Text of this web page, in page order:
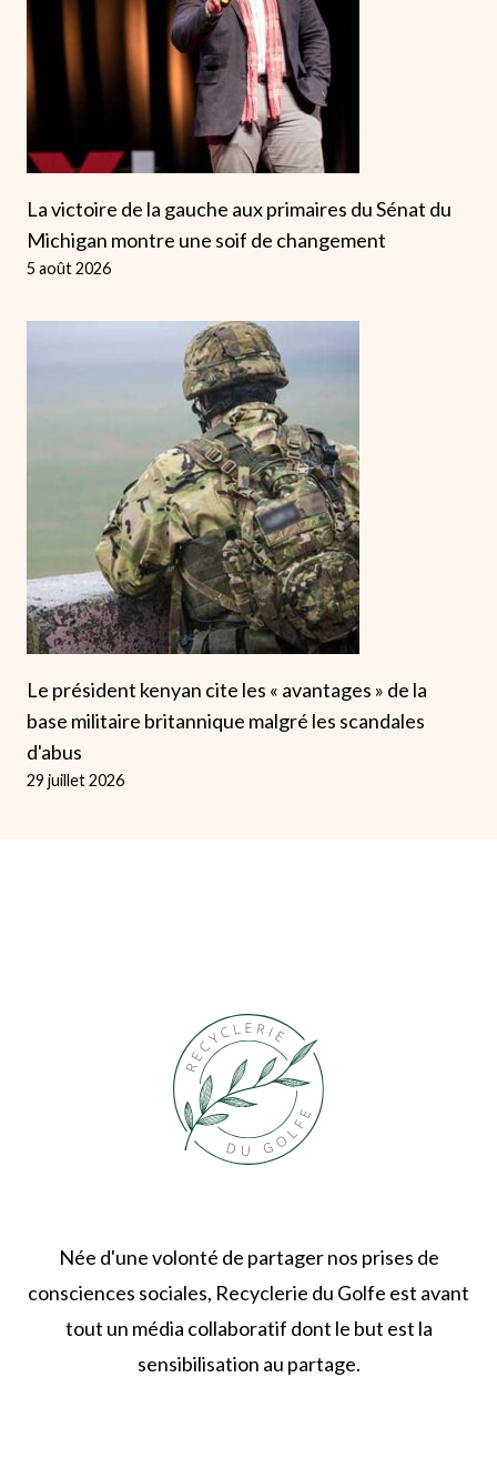
La victoire de la gauche aux primaires du Sénat du
Michigan montre une soif de changement
5 août 2026
Le président kenyan cite les « avantages » de la
base militaire britannique malgré les scandales
d'abus
29 juillet 2026
Née d'une volonté de partager nos prises de
consciences sociales, Recyclerie du Golfe est avant
tout un média collaboratif dont le but est la
sensibilisation au partage.